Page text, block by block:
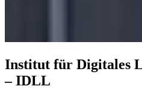
Institut für Digitales
– IDLL